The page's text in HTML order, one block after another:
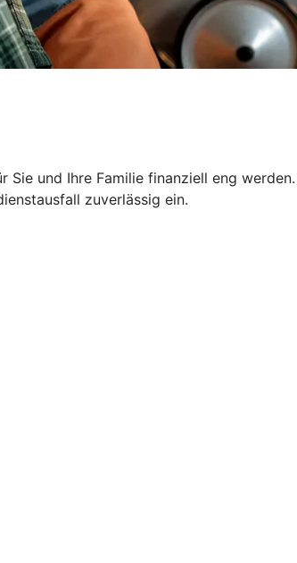
und Ihre Familie finanziell eng werden.
zuverlässig ein.